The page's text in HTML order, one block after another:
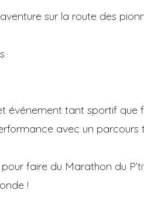
sur la route des
événement tant sportif que
avec un parcours
faire du Marathon du
!